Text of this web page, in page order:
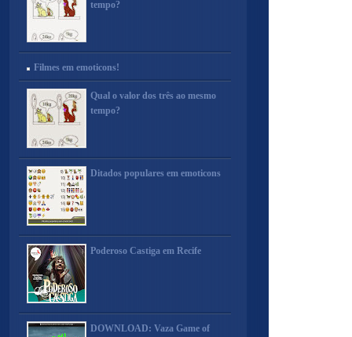
tempo?
Filmes em emoticons!
Qual o valor dos três ao mesmo
tempo?
Ditados populares em emoticons
Poderoso Castiga em Recife
DOWNLOAD: Vaza Game of